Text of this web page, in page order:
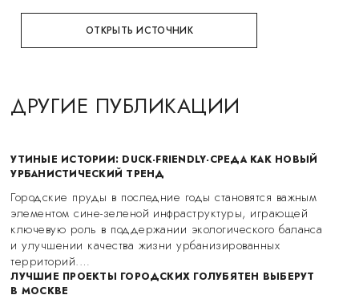
ОТКРЫТЬ ИСТОЧНИК
ДРУГИЕ ПУБЛИКАЦИИ
УТИНЫЕ ИСТОРИИ: DUCK-FRIENDLY-СРЕДА КАК НОВЫЙ
УРБАНИСТИЧЕСКИЙ ТРЕНД
Городские пруды в последние годы становятся важным
элементом сине-зеленой инфраструктуры, играющей
ключевую роль в поддержании экологического баланса
и улучшении качества жизни урбанизированных
территорий.…
ЛУЧШИЕ ПРОЕКТЫ ГОРОДСКИХ ГОЛУБЯТЕН ВЫБЕРУТ
В МОСКВЕ